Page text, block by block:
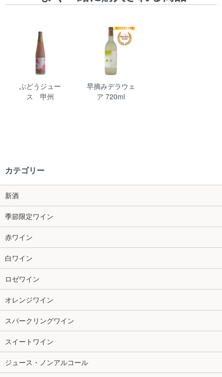
ぶどうジュー
ス 甲州
早摘みデラウェ
ア 720ml
カテゴリー
新酒
季節限定ワイン
赤ワイン
白ワイン
ロゼワイン
オレンジワイン
スパークリングワイン
スイートワイン
ジュース・ノンアルコール